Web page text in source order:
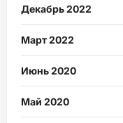
Декабрь 2022
Март 2022
Июнь 2020
Май 2020